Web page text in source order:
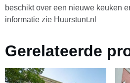
beschikt over een nieuwe keuken
informatie zie Huurstunt.nl
Gerelateerde